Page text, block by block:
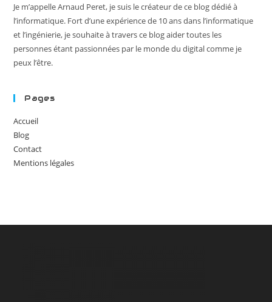
Je m’appelle Arnaud Peret, je suis le créateur de ce blog dédié à
l’informatique. Fort d’une expérience de 10 ans dans l’informatique
et l’ingénierie, je souhaite à travers ce blog aider toutes les
personnes étant passionnées par le monde du digital comme je
peux l’être.
Pages
Accueil
Blog
Contact
Mentions légales